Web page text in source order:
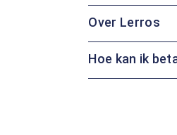
Over Lerros
Hoe kan ik